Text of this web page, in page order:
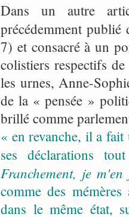
Dans un autre
précédemment
7) et consacré à un
colistiers respectifs
les urnes, Anne-
de la « pensée »
brillé comme
« en revanche, il a
ses déclarations
Franchement, je
comme des
dans le même état,